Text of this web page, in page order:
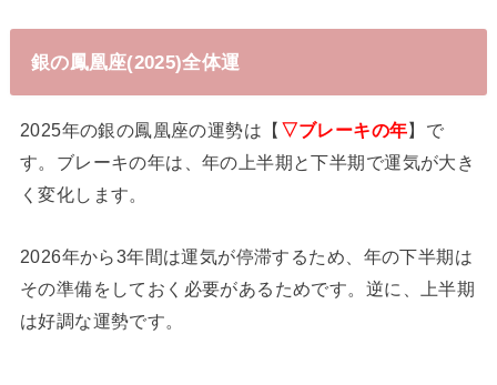
銀の鳳凰座(2025)全体運
2025年の銀の鳳凰座の運勢は【 ▽ブレーキの年】で
す。ブレーキの年は、年の上半期と下半期で運気が大き
く変化します。
2026年から3年間は運気が停滞するため、年の下半期は
その準備をしておく必要があるためです。逆に、上半期
は好調な運勢です。